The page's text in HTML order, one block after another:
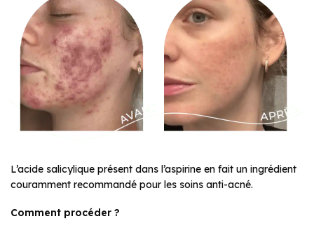
L’acide salicylique présent dans l’aspirine en fait un ingrédient
couramment recommandé pour les soins anti-acné.
Comment procéder ?